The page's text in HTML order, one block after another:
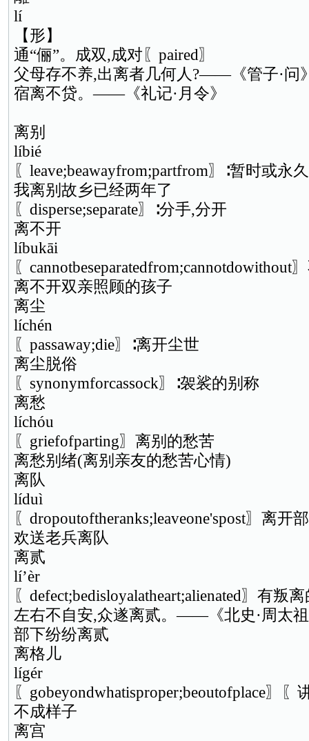
lí
【形】
通“俪”。成双,成对〖paired〗
父母存不养,出离者几何人?——《管子·问
宿离不贷。——《礼记·月令》
离别
líbié
〖leave;beawayfrom;partfrom〗∶暂时或永
我离别故乡已经两年了
〖disperse;separate〗∶分手,分开
离不开
líbukāi
〖cannotbeseparatedfrom;cannotdowithout
离不开双亲照顾的孩子
离尘
líchén
〖passaway;die〗∶离开尘世
离尘脱俗
〖synonymforcassock〗∶袈裟的别称
离愁
líchóu
〖griefofparting〗离别的愁苦
离愁别绪(离别亲友的愁苦心情)
离队
líduì
〖dropoutoftheranks;leaveone'spost〗离开
欢送老兵离队
离贰
lí’èr
〖defect;bedisloyalatheart;alienated〗有叛
左右不自安,众遂离贰。——《北史·周太
部下纷纷离贰
离格儿
lígér
〖gobeyondwhatisproper;beoutofplace〗
不成样子
离宫